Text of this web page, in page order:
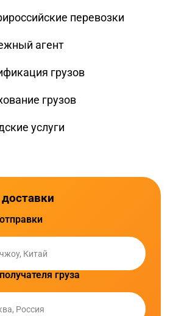
перевозки
агент
грузов
грузов
услуги
груза